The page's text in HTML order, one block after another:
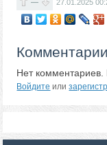
— 27.01.2025
Комментарии
Нет
Войдите или